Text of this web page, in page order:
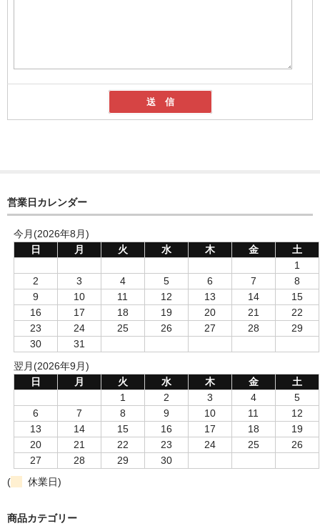
営業日カレンダー
今月(2026年8月)
日
月 火 水 木 金
土
1
2
3 4 5 6 7
8
9
10 11 12 13 14
15
16
17 18 19 20 21
22
23
24 25 26 27 28
29
30
31
翌月(2026年9月)
日
月 火 水 木 金
土
1
2 3 4
5
6
7 8 9 10 11
12
13
14 15 16 17 18
19
20
21 22 23 24 25
26
27
28 29
30
(
休業日)
商品カテゴリー